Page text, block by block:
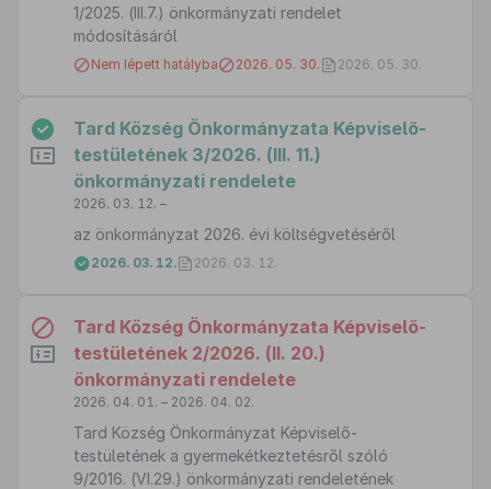
1/2025. (III.7.) önkormányzati rendelet
módosításáról
Nem lépett hatályba 2026. 05. 30. 2026. 05. 30.
Tard Község Önkormányzata Képviselő-
testületének 3/2026. (III. 11.)
önkormányzati rendelete
2026. 03. 12. –
az önkormányzat 2026. évi költségvetéséről
2026. 03. 12. 2026. 03. 12.
Tard Község Önkormányzata Képviselő-
testületének 2/2026. (II. 20.)
önkormányzati rendelete
2026. 04. 01. – 2026. 04. 02.
Tard Község Önkormányzat Képviselő-
testületének a gyermekétkeztetésről szóló
9/2016. (VI.29.) önkormányzati rendeletének